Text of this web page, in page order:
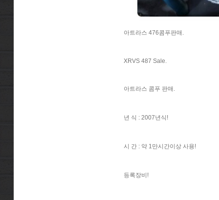
아트라스 476콤푸판매.
XRVS 487 Sale.
아트라스 콤푸 판매.
년 식 : 2007년식!
시 간 : 약 1만시간이상 사용!
등록장비!